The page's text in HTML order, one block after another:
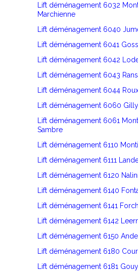
Lift déménagement 6032
Marchienne
Lift déménagement 6040
Lift déménagement 6041
Lift déménagement 6042
Lift déménagement 6043
Lift déménagement 6044
Lift déménagement 6060 Gilly
Lift déménagement 6061
Sambre
Lift déménagement 6110
Lift déménagement 6111
Lift déménagement 6120
Lift déménagement 6140
Lift déménagement 6141
Lift déménagement 6142
Lift déménagement 6150
Lift déménagement 6180
Lift déménagement 6181